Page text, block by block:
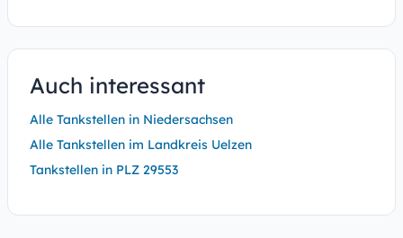
Auch interessant
Alle Tankstellen in Niedersachsen
Alle Tankstellen im Landkreis Uelzen
Tankstellen in PLZ 29553